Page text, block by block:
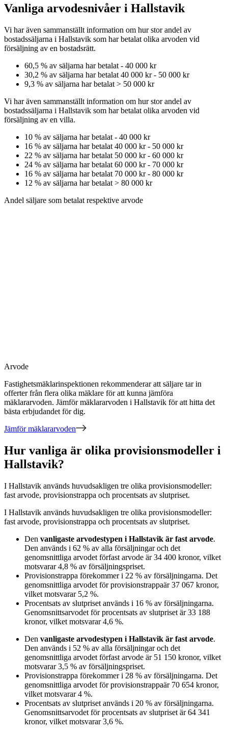
Vanliga arvodesnivåer i Hallstavik
Vi har även sammanställt information om hur stor andel av
bostadssäljarna i Hallstavik som har betalat olika arvoden vid
försäljning av en bostadsrätt.
60,5 % av säljarna har betalat - 40 000 kr
30,2 % av säljarna har betalat 40 000 kr- 50 000 kr
9,3 % av säljarna har betalat > 50 000 kr
Vi har även sammanställt information om hur stor andel av
bostadssäljarna i Hallstavik som har betalat olika arvoden vid
försäljning av en villa.
10 % av säljarna har betalat - 40 000 kr
16 % av säljarna har betalat 40 000 kr- 50 000 kr
22 % av säljarna har betalat 50 000 kr- 60 000 kr
24 % av säljarna har betalat 60 000 kr- 70 000 kr
16 % av säljarna har betalat 70 000 kr- 80 000 kr
12 % av säljarna har betalat > 80 000 kr
Andel säljare som betalat respektive arvode
Arvode
Fastighetsmäklarinspektionen rekommenderar att säljare tar in
offerter från flera olika mäklare för att kunna jämföra
mäklararvoden. Jämför mäklararvoden i Hallstavik för att hitta det
bästa erbjudandet för dig.
Jämför mäklararvoden
Hur vanliga är olika provisionsmodeller i
Hallstavik?
I Hallstavik används huvudsakligen tre olika provisionsmodeller:
fast arvode, provisionstrappa och procentsats av slutpriset.
I Hallstavik används huvudsakligen tre olika provisionsmodeller:
fast arvode, provisionstrappa och procentsats av slutpriset.
Den vanligaste arvodestypen i Hallstavik är fast arvode.
Den används i 62 % av alla försäljningar och det
genomsnittliga arvodet förfast arvode är 34 400 kronor, vilket
motsvarar 4,8 % av försäljningspriset.
Provisionstrappa förekommer i 22 % av försäljningarna. Det
genomsnittliga arvodet för provisionstrappaär 37 067 kronor,
vilket motsvarar 5,2 %.
Procentsats av slutpriset används i 16 % av försäljningarna.
Genomsnittsarvodet för procentsats av slutpriset är 33 188
kronor, vilket motsvarar 4,6 %.
Den vanligaste arvodestypen i Hallstavik är fast arvode.
Den används i 52 % av alla försäljningar och det
genomsnittliga arvodet förfast arvode är 51 150 kronor, vilket
motsvarar 3,5 % av försäljningspriset.
Provisionstrappa förekommer i 28 % av försäljningarna. Det
genomsnittliga arvodet för provisionstrappaär 70 654 kronor,
vilket motsvarar 4 %.
Procentsats av slutpriset används i 20 % av försäljningarna.
Genomsnittsarvodet för procentsats av slutpriset är 64 341
kronor, vilket motsvarar 3,6 %.